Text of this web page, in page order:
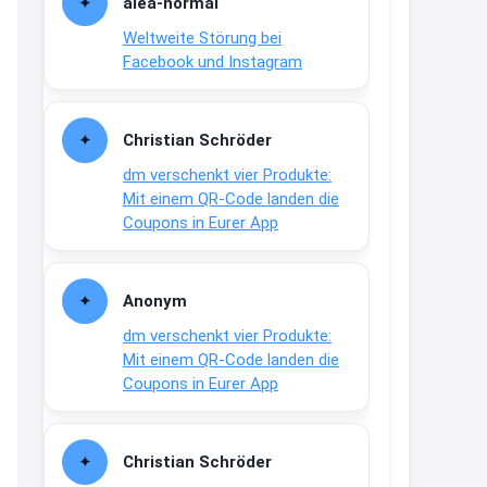
Weltweite Störung bei
Facebook und Instagram
Christian Schröder
dm verschenkt vier Produkte:
Mit einem QR-Code landen die
Coupons in Eurer App
Anonym
dm verschenkt vier Produkte:
Mit einem QR-Code landen die
Coupons in Eurer App
Christian Schröder
↩
www.meineapotheke.de/
2:19
↩
Joachim
www.linda.de/vorteile/coupons/...
2:21
↩
Gratis Hitzewarn-Aufkleber /